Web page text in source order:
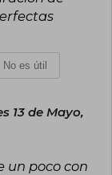
No es útil
13 de Mayo,
un poco con